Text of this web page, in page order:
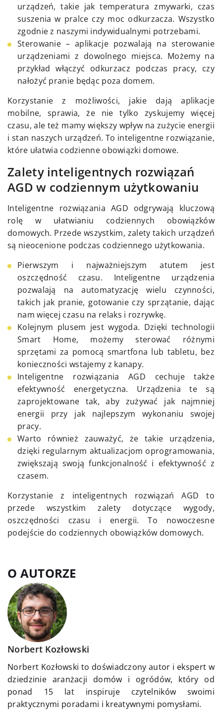
urządzeń, takie jak temperatura zmywarki, czas
suszenia w pralce czy moc odkurzacza. Wszystko
zgodnie z naszymi indywidualnymi potrzebami.
Sterowanie – aplikacje pozwalają na sterowanie
urządzeniami z dowolnego miejsca. Możemy na
przykład włączyć odkurzacz podczas pracy, czy
nałożyć pranie będąc poza domem.
Korzystanie z możliwości, jakie dają aplikacje
mobilne, sprawia, że nie tylko zyskujemy więcej
czasu, ale też mamy większy wpływ na zużycie energii
i stan naszych urządzeń. To inteligentne rozwiązanie,
które ułatwia codzienne obowiązki domowe.
Zalety inteligentnych rozwiązań
AGD w codziennym użytkowaniu
Inteligentne rozwiązania AGD odgrywają kluczową
rolę w ułatwianiu codziennych obowiązków
domowych. Przede wszystkim, zalety takich urządzeń
są nieocenione podczas codziennego użytkowania.
Pierwszym i najważniejszym atutem jest
oszczędność czasu. Inteligentne urządzenia
pozwalają na automatyzację wielu czynności,
takich jak pranie, gotowanie czy sprzątanie, dając
nam więcej czasu na relaks i rozrywkę.
Kolejnym plusem jest wygoda. Dzięki technologii
Smart Home, możemy sterować różnymi
sprzętami za pomocą smartfona lub tabletu, bez
konieczności wstajemy z kanapy.
Inteligentne rozwiązania AGD cechuje także
efektywność energetyczna. Urządzenia te są
zaprojektowane tak, aby zużywać jak najmniej
energii przy jak najlepszym wykonaniu swojej
pracy.
Warto również zauważyć, że takie urządzenia,
dzięki regularnym aktualizacjom oprogramowania,
zwiększają swoją funkcjonalność i efektywność z
czasem.
Korzystanie z inteligentnych rozwiązań AGD to
przede wszystkim zalety dotyczące wygody,
oszczędności czasu i energii. To nowoczesne
podejście do codziennych obowiązków domowych.
O AUTORZE
Norbert Kozłowski
Norbert Kozłowski to doświadczony autor i ekspert w
dziedzinie aranżacji domów i ogródów, który od
ponad 15 lat inspiruje czytelników swoimi
praktycznymi poradami i kreatywnymi pomysłami.